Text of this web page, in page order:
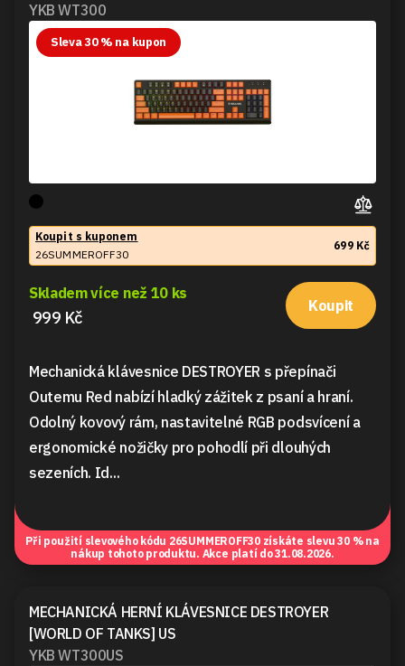
YKB WT300
Sleva 30 % na kupon
Koupit s kuponem
26SUMMEROFF30
699 Kč
Skladem více než 10 ks
999 Kč
Koupit
Mechanická klávesnice DESTROYER s přepínači
Outemu Red nabízí hladký zážitek z psaní a hraní.
Odolný kovový rám, nastavitelné RGB podsvícení a
ergonomické nožičky pro pohodlí při dlouhých
sezeních. Id...
Při použití slevového kódu 26SUMMEROFF30 získáte slevu 30 % na
nákup tohoto produktu. Akce platí do 31.08.2026.
MECHANICKÁ HERNÍ KLÁVESNICE DESTROYER
[WORLD OF TANKS] US
YKB WT300US